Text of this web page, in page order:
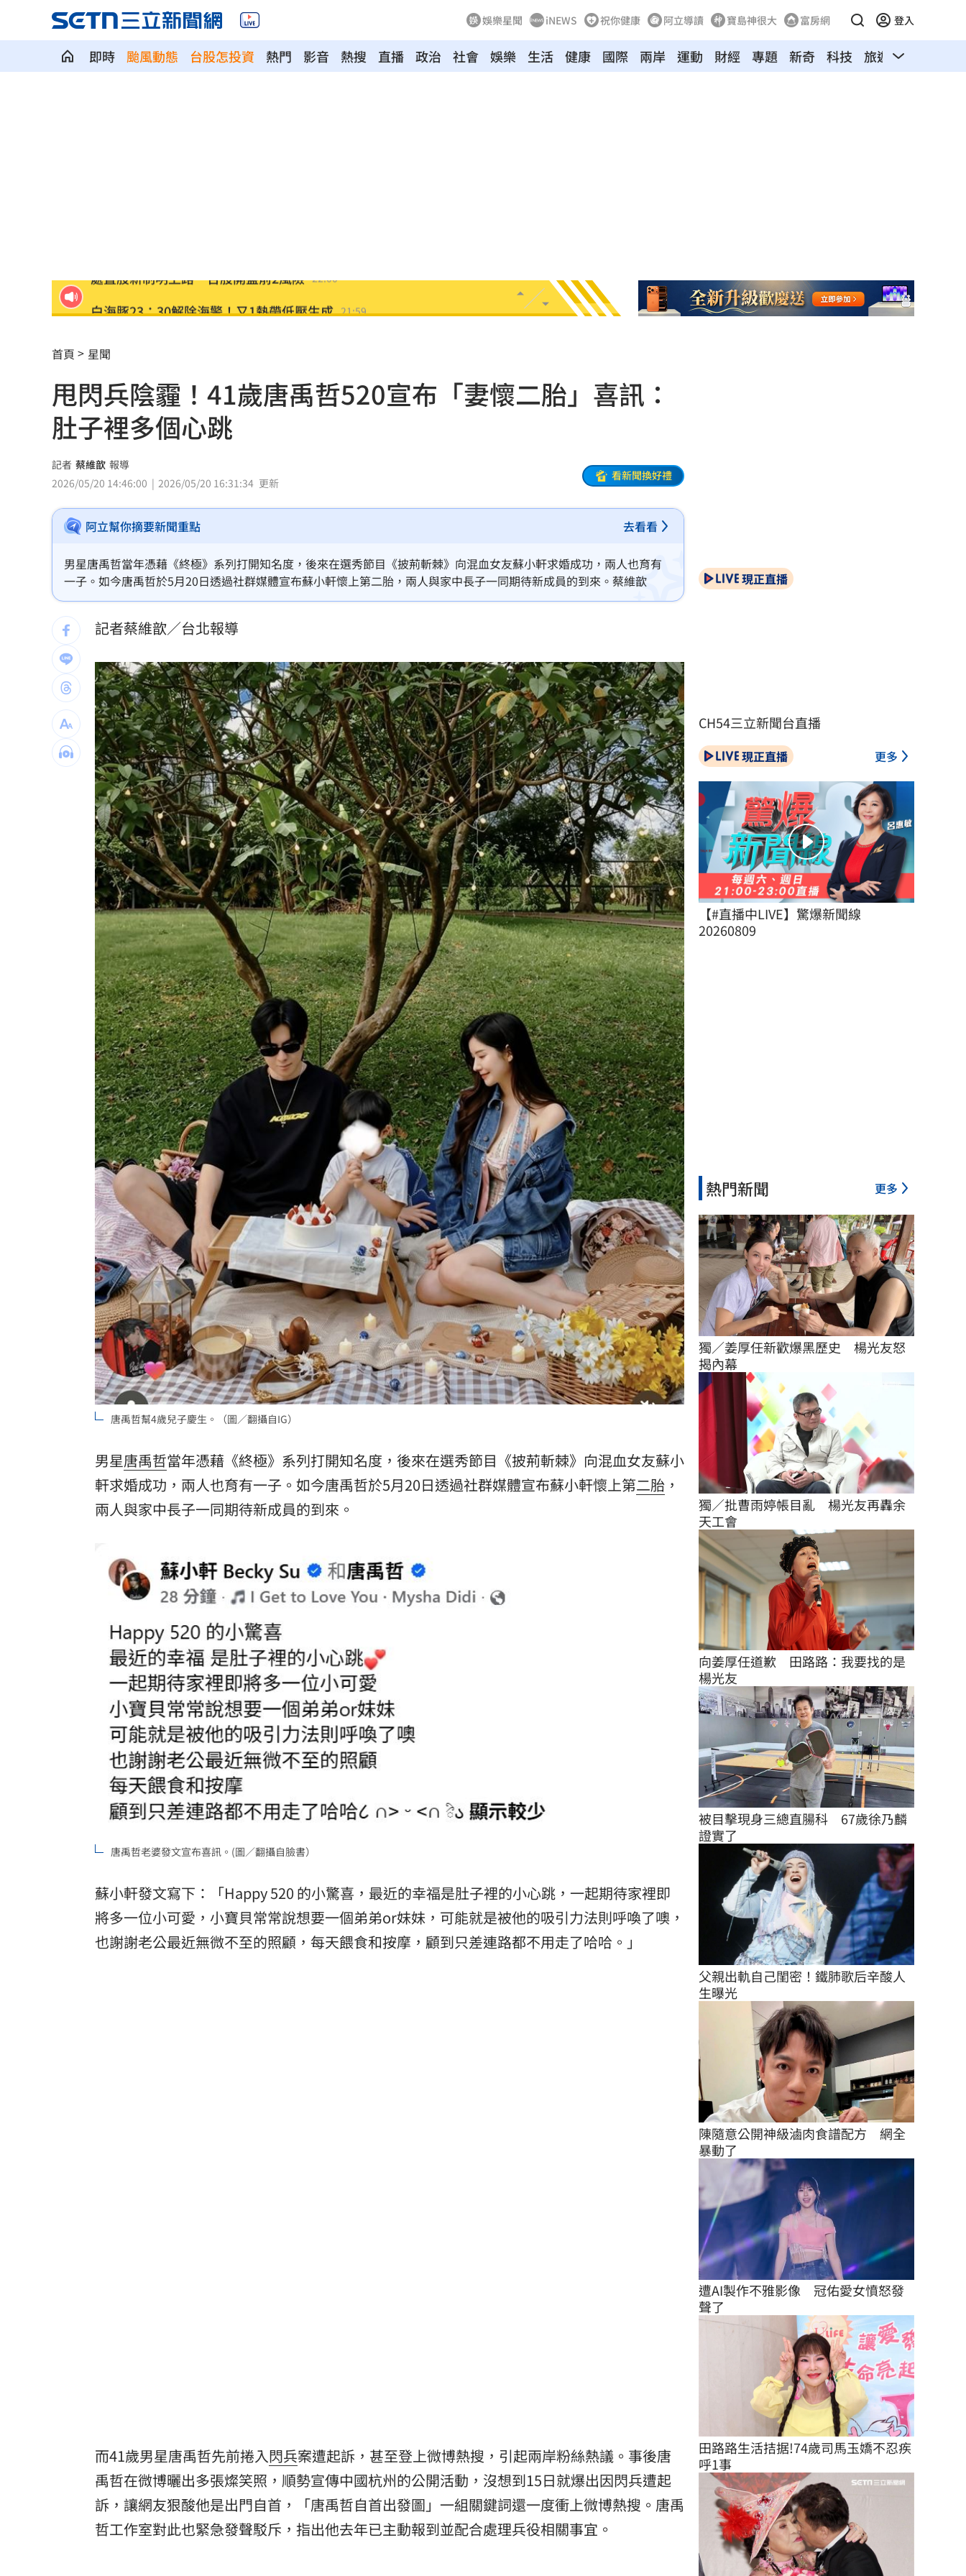
娛樂星聞 iNEWS 祝你健康 阿立導讀 寶島神很大 富房網 登入
即時 颱風動態 台股怎投資 熱門 影音 熱搜 直播 政治 社會 娛樂 生活 健康 國際 兩岸 運動 財經 專題 新奇 科技 旅遊 汽車
婆家父親節超窮酸聚餐！她怒揭檯面下內幕
館長稱高端是生理食鹽水 王浩宇擬告發 21:49
Red Velvet粉色系美炸！女神魅力藏不住
NCT WISH空降舞台帥翻！獻唱新歌韓文版
兒下體雄偉老爸基因強？ 泌尿科醫曝關鍵
長崎原爆典禮台灣待遇惹議 遭疑顧忌中國
6旬嬤省吃儉用擁千萬養老金 因1事後悔了 21:19
洞洞鞋竟是假透氣！藥師揭黴菌培養皿真相
遭蔡阿嘎開撕消失！蘿拉轉行161字首發文 21:01
狂飆後考驗來了！下週1指標恐掀美股暴動 20:58
蔣萬安再提疫苗封存30年！周軒引判決開酸 20:57
2026全球移居排名 台灣「第5」贏日韓 20:57
台灣彩券開獎直播中 20:31
LIVE三立+24小時直播 15:27
三立iNEWS新聞台線上直播 18:00
台彩父親節推新刮刮樂千萬頭獎超「爸」氣 12:00
商場戰國來臨 台中「頂奢大道」逐漸成形 12:00
「拍片人的多重宇宙」職涯論壇9/12登場！ 10:30
8國球員齊聚高雄 Formosa 7s掀足球熱潮 10:00
理想混蛋號召粉絲跨海追星吃美食！ 18:15
首頁 星聞
甩閃兵陰霾！41歲唐禹哲520宣布「妻懷二胎」喜訊：
肚子裡多個心跳
記者 蔡維歆 報導
2026/05/20 14:46:00
2026/05/20 16:31:34 更新
看新聞換好禮
阿立幫你摘要新聞重點 去看看
男星唐禹哲當年憑藉《終極》系列打開知名度，後來在選秀節目《披荊斬棘》向混血女友蘇小軒求婚成功，兩人也育有
一子。如今唐禹哲於5月20日透過社群媒體宣布蘇小軒懷上第二胎，兩人與家中長子一同期待新成員的到來。蔡維歆
記者蔡維歆／台北報導
唐禹哲幫4歲兒子慶生。（圖／翻攝自IG）
男星唐禹哲當年憑藉《終極》系列打開知名度，後來在選秀節目《披荊斬棘》向混血女友蘇小
軒求婚成功，兩人也育有一子。如今唐禹哲於5月20日透過社群媒體宣布蘇小軒懷上第二胎 ，
兩人與家中長子一同期待新成員的到來。
唐禹哲老婆發文宣布喜訊。(圖／翻攝自臉書）
蘇小軒發文寫下：「Happy 520 的小驚喜，最近的幸福是肚子裡的小心跳，一起期待家裡即
將多一位小可愛，小寶貝常常說想要一個弟弟or妹妹，可能就是被他的吸引力法則呼喚了噢，
也謝謝老公最近無微不至的照顧，每天餵食和按摩，顧到只差連路都不用走了哈哈。」
而41歲男星唐禹哲先前捲入閃兵案遭起訴，甚至登上微博熱搜，引起兩岸粉絲熱議。事後唐
禹哲在微博曬出多張燦笑照，順勢宣傳中國杭州的公開活動，沒想到15日就爆出因閃兵遭起
訴，讓網友狠酸他是出門自首，「唐禹哲自首出發圖」一組關鍵詞還一度衝上微博熱搜。唐禹
哲工作室對此也緊急發聲駁斥，指出他去年已主動報到並配合處理兵役相關事宜。
現正直播
CH54三立新聞台直播
現正直播 更多
【#直播中LIVE】驚爆新聞線
20260809
熱門新聞 更多
獨／姜厚任新歡爆黑歷史　楊光友怒
揭內幕
獨／批曹雨婷帳目亂　楊光友再轟余
天工會
向姜厚任道歉　田路路：我要找的是
楊光友
被目擊現身三總直腸科　67歲徐乃麟
證實了
父親出軌自己閨密！鐵肺歌后辛酸人
生曝光
陳隨意公開神級滷肉食譜配方　網全
暴動了
遭AI製作不雅影像　冠佑愛女憤怒發
聲了
田路路生活拮据!74歲司馬玉嬌不忍疾
呼1事